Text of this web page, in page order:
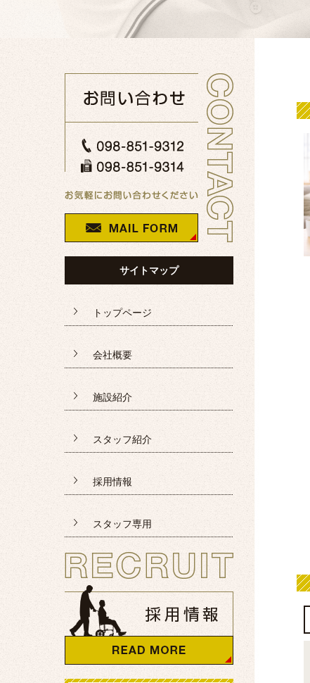
サイトマップ
トップページ
会社概要
施設紹介
スタッフ紹介
採用情報
スタッフ専用